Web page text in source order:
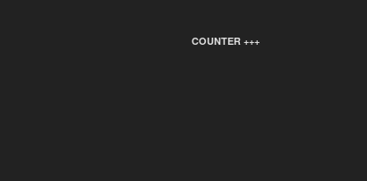
COUNTER +++